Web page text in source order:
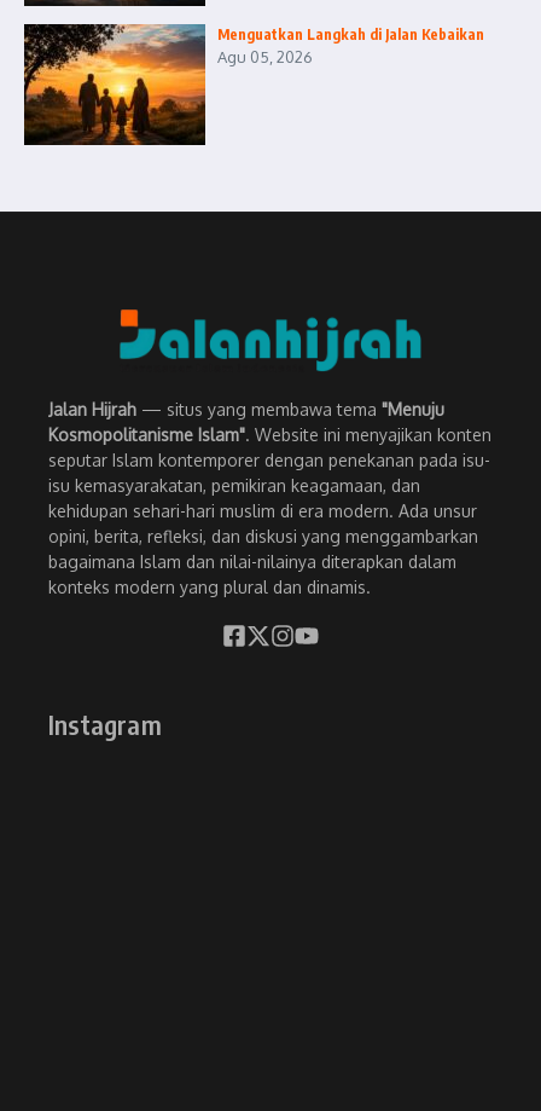
Menguatkan Langkah di Jalan Kebaikan
Agu 05, 2026
Jalan Hijrah — situs yang membawa tema "Menuju
Kosmopolitanisme Islam". Website ini menyajikan konten
seputar Islam kontemporer dengan penekanan pada isu-
isu kemasyarakatan, pemikiran keagamaan, dan
kehidupan sehari-hari muslim di era modern. Ada unsur
opini, berita, refleksi, dan diskusi yang menggambarkan
bagaimana Islam dan nilai-nilainya diterapkan dalam
konteks modern yang plural dan dinamis.
Instagram